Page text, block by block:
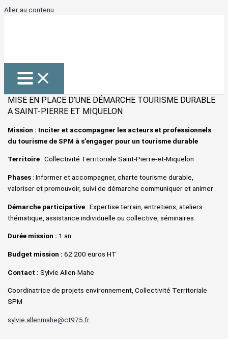
Aller au contenu
MISE EN PLACE D’UNE DÉMARCHE TOURISME DURABLE
A SAINT-PIERRE ET MIQUELON
Mission : Inciter et accompagner les acteurs et professionnels
du tourisme de SPM à s’engager pour un tourisme durable
Territoire : Collectivité Territoriale Saint-Pierre-et-Miquelon
Phases : Informer et accompagner, charte tourisme durable,
valoriser et promouvoir, suivi de démarche communiquer et animer
Démarche participative : Expertise terrain, entretiens, ateliers
thématique, assistance individuelle ou collective, séminaires
Durée mission : 1 an
Budget mission :62 200 euros HT
Contact :Sylvie Allen-Mahe
Coordinatrice de projets environnement, Collectivité Territoriale
SPM
sylvie.allenmahe@ct975.fr